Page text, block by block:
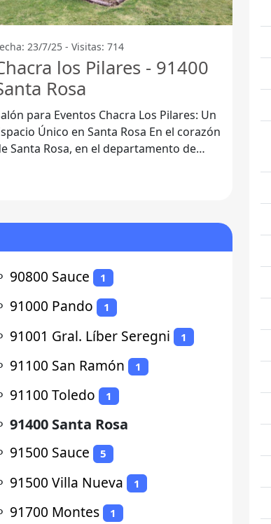
23/7/25 - Visitas: 714
los Pilares - 91400
Rosa
para Eventos Chacra Los Pilares: Un
Único en Santa Rosa En el corazón
Santa Rosa, en el departamento de
90800 Sauce 1
91000 Pando 1
91001 Gral. Líber Seregni 1
91100 San Ramón 1
91100 Toledo 1
91400 Santa Rosa
91500 Sauce 5
91500 Villa Nueva 1
91700 Montes 1